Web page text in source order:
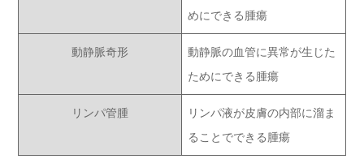
めにできる腫瘍
動静脈奇形
動静脈の血管に異常が生じた
ためにできる腫瘍
リンパ管腫
リンパ液が皮膚の内部に溜ま
ることでできる腫瘍